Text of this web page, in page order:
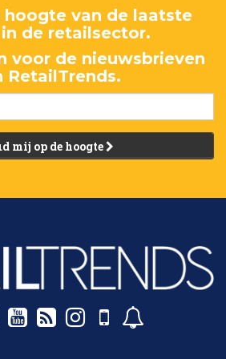
van de laatste
de retailsector.
voor de nieuwsbrieven
RetailTrends.
mij op de hoogte